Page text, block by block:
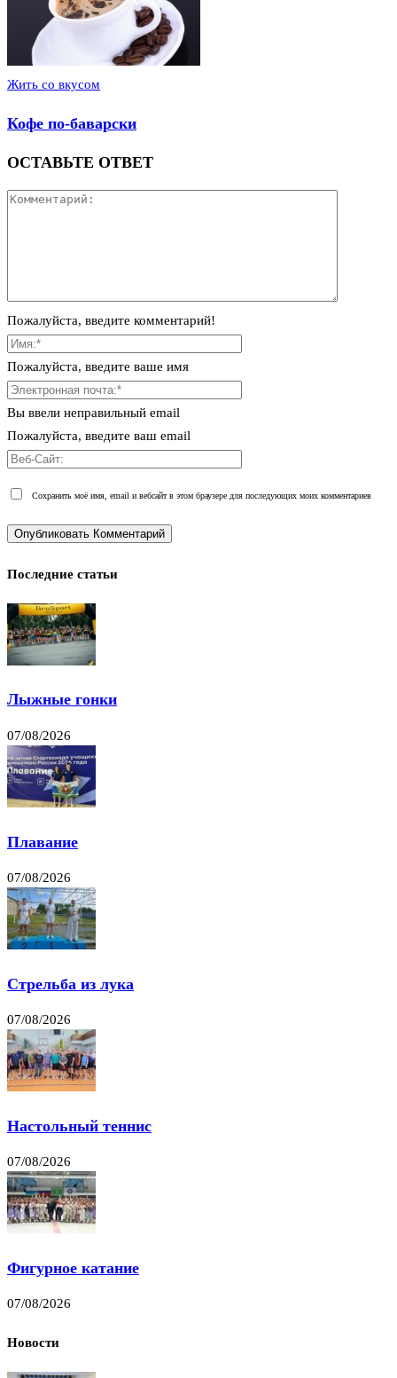
Жить со вкусом
Кофе по-баварски
ОСТАВЬТЕ ОТВЕТ
Пожалуйста, введите комментарий!
Пожалуйста, введите ваше имя
Вы ввели неправильный email
Пожалуйста, введите ваш email
Сохранить моё имя, email и вебсайт в этом браузере для последующих моих комментариев
Последние статьи
Лыжные гонки
07/08/2026
Плавание
07/08/2026
Стрельба из лука
07/08/2026
Настольный теннис
07/08/2026
Фигурное катание
07/08/2026
Новости